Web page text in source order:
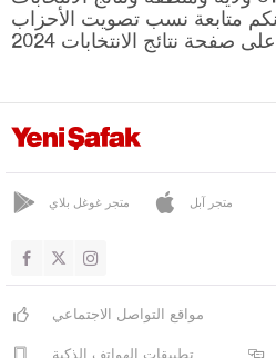
مرسين
موغلا
نيفشهير
أوردو
ريزا
صقاريا
متابعة نسب تصويت الأحزاب
متجر غوغل بلاي متجر آبل
مواقع التواصل الاجتماعي
تطبيقات الهواتف الذكية